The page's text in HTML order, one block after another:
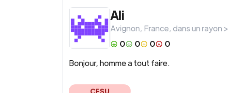
Ali
Avignon, France, dans un rayon >
0
0 0
0
Bonjour, homme a tout faire.
CESU